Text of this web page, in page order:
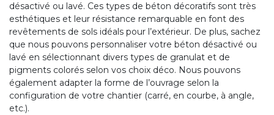
désactivé ou lavé. Ces types de béton décoratifs sont très
esthétiques et leur résistance remarquable en font des
revêtements de sols idéals pour l’extérieur. De plus, sachez
que nous pouvons personnaliser votre béton désactivé ou
lavé en sélectionnant divers types de granulat et de
pigments colorés selon vos choix déco. Nous pouvons
également adapter la forme de l’ouvrage selon la
configuration de votre chantier (carré, en courbe, à angle,
etc.).